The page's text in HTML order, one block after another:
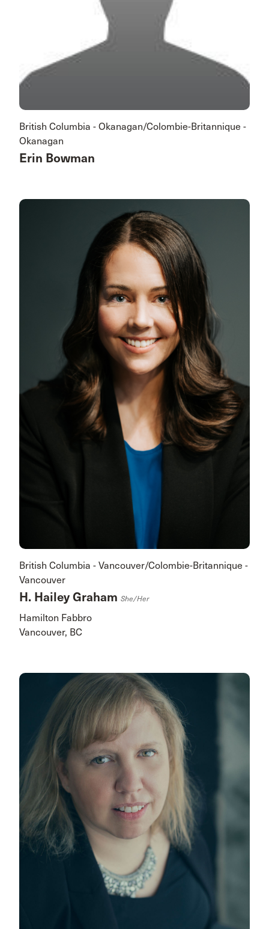
British Columbia - Okanagan/Colombie-Britannique -
Okanagan
Erin Bowman
British Columbia - Vancouver/Colombie-Britannique -
Vancouver
H. Hailey Graham She/her
Hamilton Fabbro
Vancouver, BC